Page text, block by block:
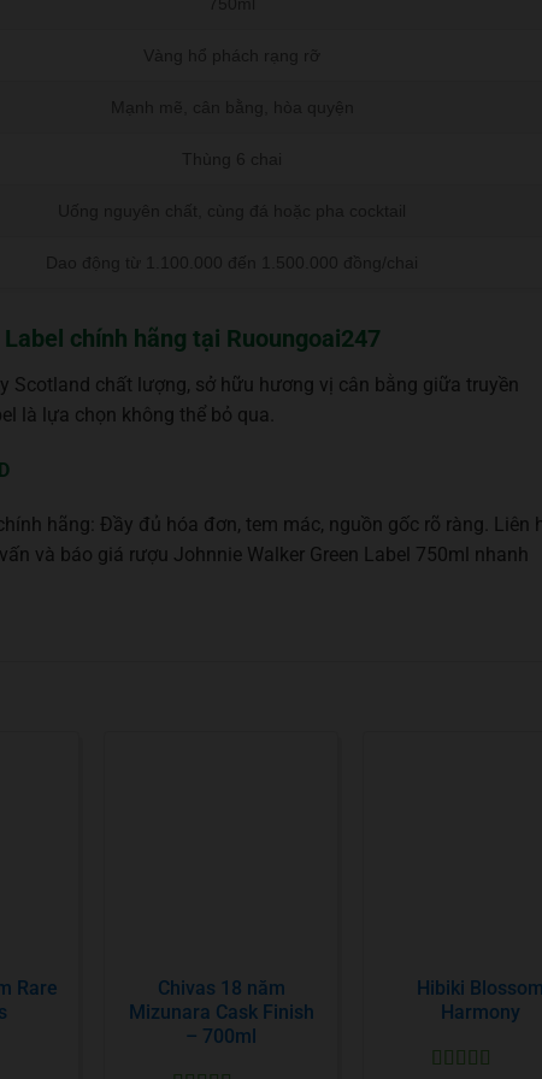
chính hãng tại Ruoungoai247
Scotland chất lượng, sở hữu hương vị cân bằng giữa truyền
là lựa chọn không thể bỏ qua.
hãng: Đầy đủ hóa đơn, tem mác, nguồn gốc rõ ràng. Liên
và báo giá rượu Johnnie Walker Green Label 750ml nhanh
Rare
Chivas 18 năm
Mizunara Cask Finish
– 700ml
Hibiki
Harmony